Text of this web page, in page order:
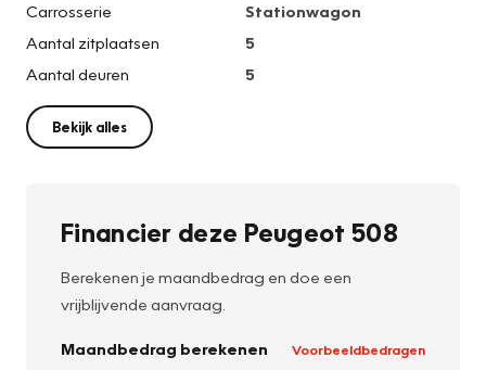
Carrosserie
Stationwagon
Aantal zitplaatsen
5
Aantal deuren
5
Bekijk alles
Financier deze Peugeot 508
Berekenen je maandbedrag en doe een
vrijblijvende aanvraag.
Maandbedrag berekenen Voorbeeldbedragen